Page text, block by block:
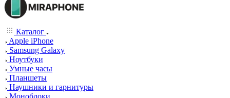
Каталог
Apple iPhone
Samsung Galaxy
Ноутбуки
Умные часы
Планшеты
Наушники и гарнитуры
Моноблоки